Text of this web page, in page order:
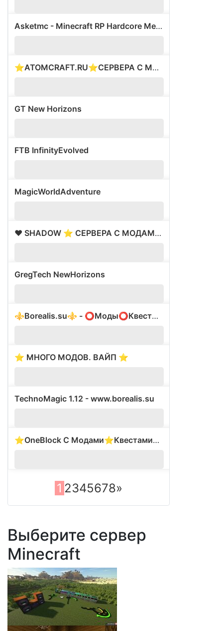
Asketmc - Minecraft RP Hardcore Medieval Server
⭐ATOMCRAFT.RU⭐СЕРВЕРА С МОДАМИ⭐ВАЙП 28.02⭐
GT New Horizons
FTB InfinityEvolved
MagicWorldAdventure
❤️ SHADOW ⭐ СЕРВЕРА С МОДАМИ ✅ ВАЙП 16.05
GregTech NewHorizons
⚜️Borealis.su⚜️ - ⭕️Моды⭕️Квесты⭕️Батлпасс⭕️
⭐ МНОГО МОДОВ. ВАЙП ⭐
TechnoMagic 1.12 - www.borealis.su
⭐OneBlock С Модами⭐Квестами❤️Генератор ресурсов❤️
1 2345678»
Выберите сервер
Minecraft